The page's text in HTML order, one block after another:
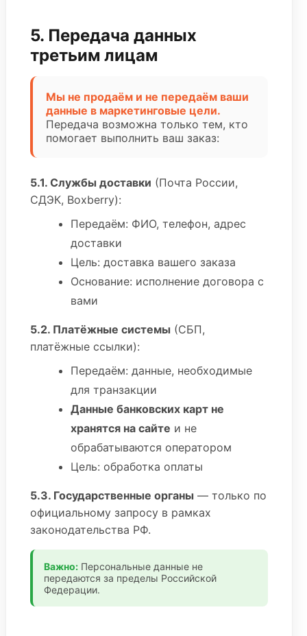
5. Передача данных
третьим лицам
Мы не продаём и не передаём ваши
данные в маркетинговые цели.
Передача возможна только тем, кто
помогает выполнить ваш заказ:
5.1. Службы доставки (Почта России,
СДЭК, Boxberry):
Передаём: ФИО, телефон, адрес
доставки
Цель: доставка вашего заказа
Основание: исполнение договора с
вами
5.2. Платёжные системы (СБП,
платёжные ссылки):
Передаём: данные, необходимые
для транзакции
Данные банковских карт не
хранятся на сайте и не
обрабатываются оператором
Цель: обработка оплаты
5.3. Государственные органы — только по
официальному запросу в рамках
законодательства РФ.
Важно: Персональные данные не
передаются за пределы Российской
Федерации.